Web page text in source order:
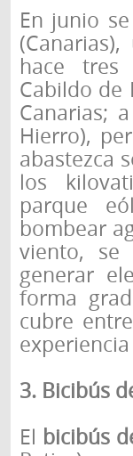
En junio
hace tres
Cabildo de
Canarias;
Hierro),
abastezca
los
parque
bombear
viento, se
generar
forma
cubre
3. Bicibús
El bicibús